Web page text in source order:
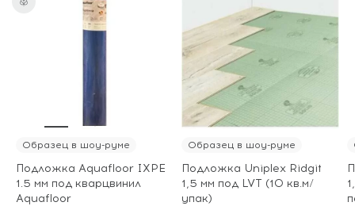
Образец в шоу-руме
Подложка Aquafloor IXPE
1.5 мм под кварцвинил
Aquafloor
Образец в шоу-руме
Подложка Uniplex Ridgit
1,5 мм под LVT (10 кв.м/
упак)